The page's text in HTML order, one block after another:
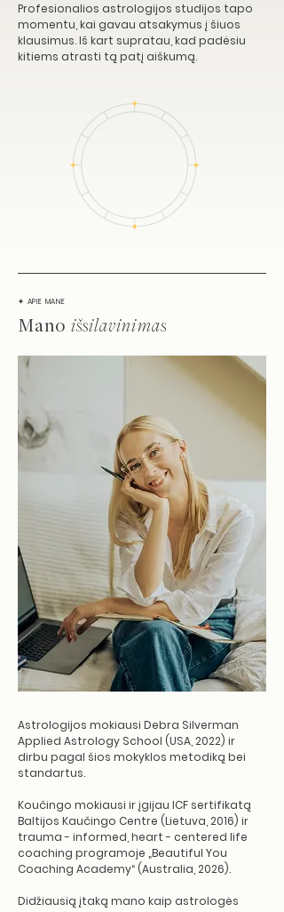
Profesionalios astrologijos studijos tapo
momentu, kai gavau atsakymus į šiuos
klausimus. Iš kart supratau, kad padėsiu
kitiems atrasti tą patį aiškumą.
✦ APIE MANE
Mano išsilavinimas
Astrologijos mokiausi Debra Silverman
Applied Astrology School (USA, 2022) ir
dirbu pagal šios mokyklos metodiką bei
standartus.
Koučingo mokiausi ir įgijau ICF sertifikatą
Baltijos Kaučingo Centre (Lietuva, 2016) ir
trauma - informed, heart - centered life
coaching programoje „Beautiful You
Coaching Academy“ (Australia, 2026).
Didžiausią įtaką mano kaip astrologės